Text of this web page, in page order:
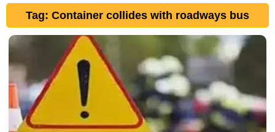
Tag: Container collides with roadways bus